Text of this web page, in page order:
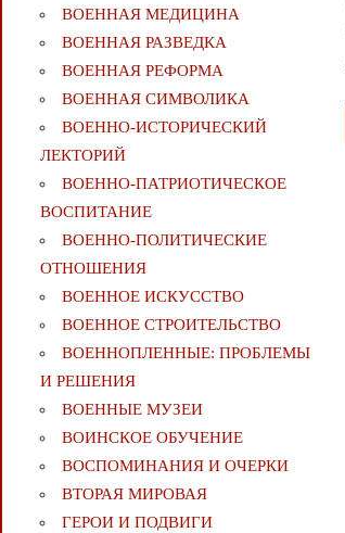
ВОЕННАЯ МЕДИЦИНА
ВОЕННАЯ РАЗВЕДКА
ВОЕННАЯ РЕФОРМА
ВОЕННАЯ СИМВОЛИКА
ВОЕННО-ИСТОРИЧЕСКИЙ
ЛЕКТОРИЙ
ВОЕННО-ПАТРИОТИЧЕСКОЕ
ВОСПИТАНИЕ
ВОЕННО-ПОЛИТИЧЕСКИE
ОТНОШЕНИЯ
ВОЕННОЕ ИСКУССТВО
ВОЕННОЕ СТРОИТЕЛЬСТВО
ВОЕННОПЛЕННЫЕ: ПРОБЛЕМЫ
И РЕШЕНИЯ
ВОЕННЫЕ МУЗЕИ
ВОИНСКОЕ ОБУЧЕНИЕ
ВОСПОМИНАНИЯ И ОЧЕРКИ
ВТОРАЯ МИРОВАЯ
ГЕРОИ И ПОДВИГИ